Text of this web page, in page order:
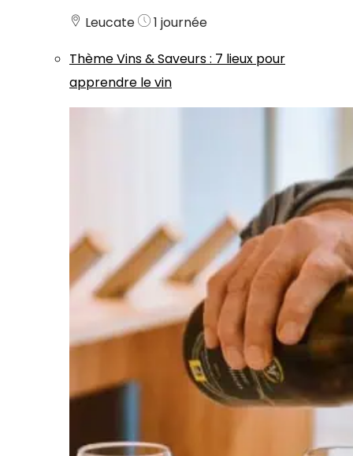
Leucate
1 journée
ThèmeVins & Saveurs: 7 lieux pour
apprendre le vin